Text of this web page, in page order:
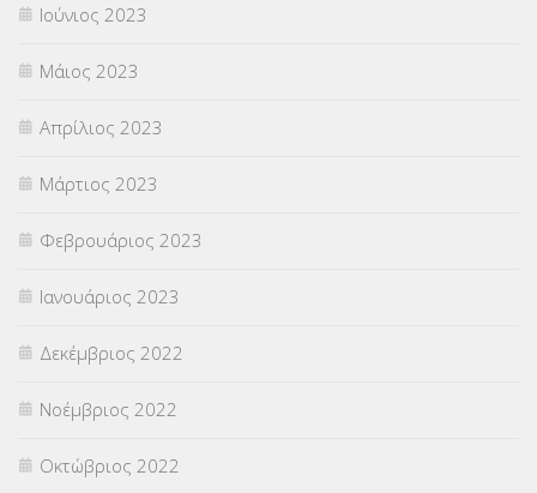
Ιούνιος 2023
Μάιος 2023
Απρίλιος 2023
Μάρτιος 2023
Φεβρουάριος 2023
Ιανουάριος 2023
Δεκέμβριος 2022
Νοέμβριος 2022
Οκτώβριος 2022